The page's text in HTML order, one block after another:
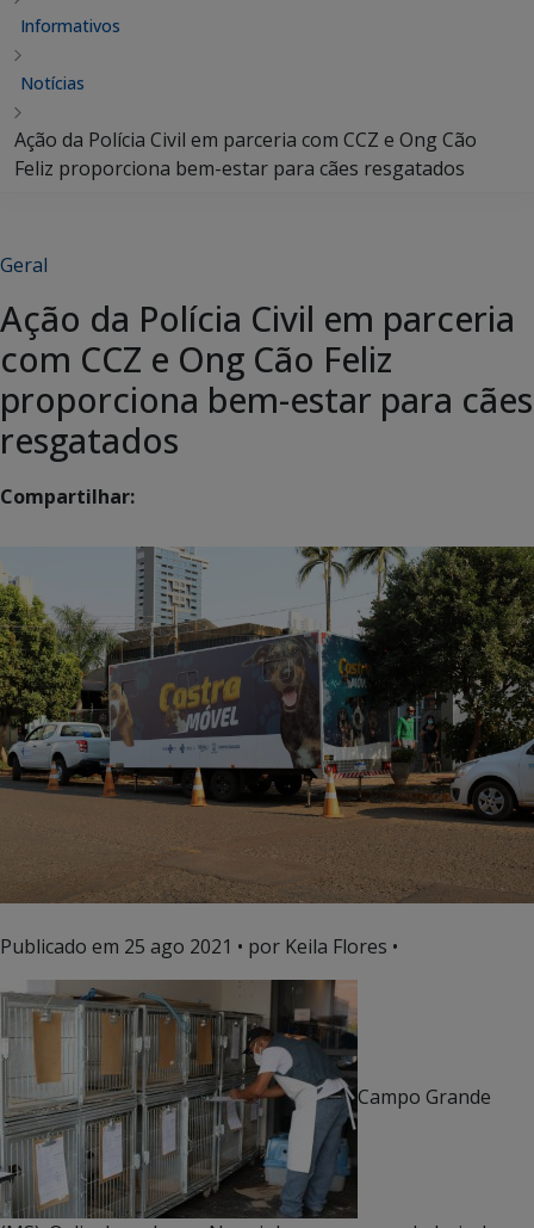
Informativos
Notícias
Ação da Polícia Civil em parceria com CCZ e Ong Cão
Feliz proporciona bem-estar para cães resgatados
Geral
Ação da Polícia Civil em parceria
com CCZ e Ong Cão Feliz
proporciona bem-estar para cães
resgatados
Compartilhar:
Publicado em 25 ago 2021 • por Keila Flores •
Campo Grande